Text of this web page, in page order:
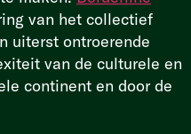
van het collectief
uiterst ontroerende
van de culturele en
continent en door de